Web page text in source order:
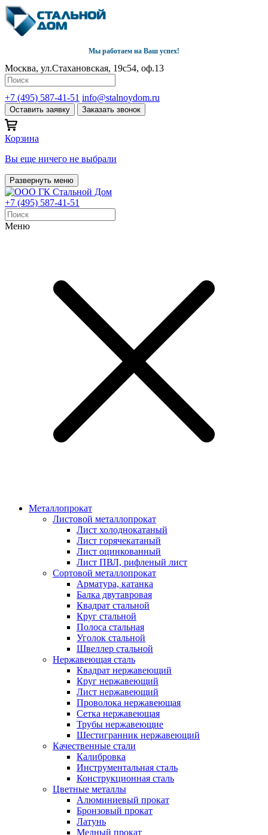
Мы работаем на Ваш успех!
Москва, ул.Стахановская, 19с54, оф.13
+7 (495) 587-41-51 info@stalnoydom.ru
Оставить заявку Заказать звонок
Корзина
Вы еще ничего не выбрали
Развернуть меню
+7 (495) 587-41-51
Меню
Металлопрокат
Листовой металлопрокат
Лист холоднокатаный
Лист горячекатаный
Лист оцинкованный
Лист ПВЛ, рифленый лист
Сортовой металлопрокат
Арматура, катанка
Балка двутавровая
Квадрат стальной
Круг стальной
Полоса стальная
Уголок стальной
Швеллер стальной
Нержавеющая сталь
Квадрат нержавеющий
Круг нержавеющий
Лист нержавеющий
Проволока нержавеющая
Сетка нержавеющая
Трубы нержавеющие
Шестигранник нержавеющий
Качественные стали
Калибровка
Инструментальная сталь
Конструкционная сталь
Цветные металлы
Алюминиевый прокат
Бронзовый прокат
Латунь
Медный прокат